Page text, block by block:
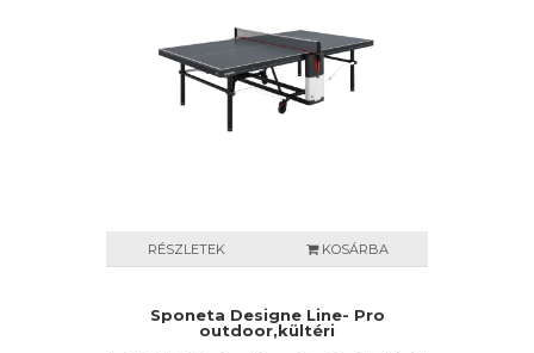
RÉSZLETEK KOSÁRBA
Sponeta Designe Line- Pro
outdoor,kültéri